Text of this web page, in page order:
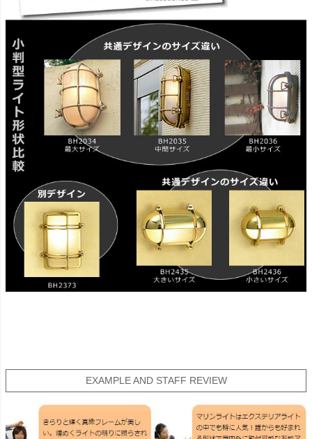
EXAMPLE AND STAFF REVIEW